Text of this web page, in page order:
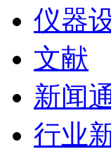
仪器
文献
新闻
行业